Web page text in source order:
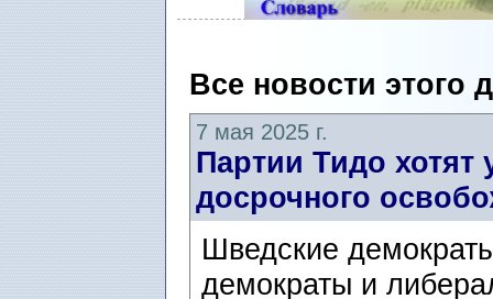
Все новости этого
7 мая 2025 г.
Партии Тидо хотят
досрочного
Шведские
демократы и